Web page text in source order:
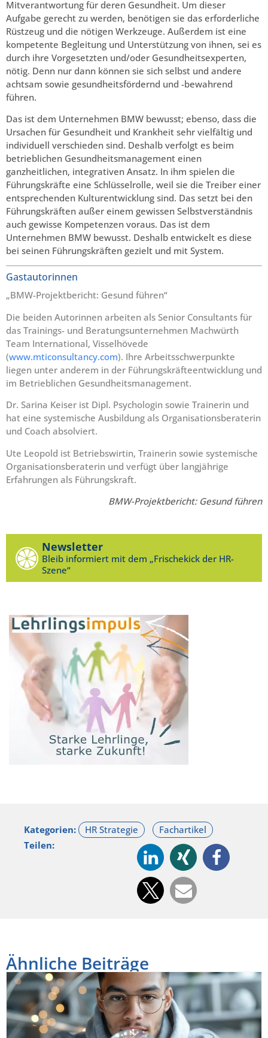
Mitverantwortung für deren Gesundheit. Um dieser
Aufgabe gerecht zu werden, benötigen sie das erforderliche
Rüstzeug und die nötigen Werkzeuge. Außerdem ist eine
kompetente Begleitung und Unterstützung von ihnen, sei es
durch ihre Vorgesetzten und/oder Gesundheitsexperten,
nötig. Denn nur dann können sie sich selbst und andere
achtsam sowie gesundheitsfördernd und -bewahrend
führen.
Das ist dem Unternehmen BMW bewusst; ebenso, dass die
Ursachen für Gesundheit und Krankheit sehr vielfältig und
individuell verschieden sind. Deshalb verfolgt es beim
betrieblichen Gesundheitsmanagement einen
ganzheitlichen, integrativen Ansatz. In ihm spielen die
Führungskräfte eine Schlüsselrolle, weil sie die Treiber einer
entsprechenden Kulturentwicklung sind. Das setzt bei den
Führungskräften außer einem gewissen Selbstverständnis
auch gewisse Kompetenzen voraus. Das ist dem
Unternehmen BMW bewusst. Deshalb entwickelt es diese
bei seinen Führungskräften gezielt und mit System.
Gastautorinnen
„BMW-Projektbericht: Gesund führen“
Die beiden Autorinnen arbeiten als Senior Consultants für
das Trainings- und Beratungsunternehmen Machwürth
Team International, Visselhövede
(www.mticonsultancy.com). Ihre Arbeitsschwerpunkte
liegen unter anderem in der Führungskräfteentwicklung und
im Betrieblichen Gesundheitsmanagement.
Dr. Sarina Keiser ist Dipl. Psychologin sowie Trainerin und
hat eine systemische Ausbildung als Organisationsberaterin
und Coach absolviert.
Ute Leopold ist Betriebswirtin, Trainerin sowie systemische
Organisationsberaterin und verfügt über langjährige
Erfahrungen als Führungskraft.
BMW-Projektbericht: Gesund führen
Newsletter
Bleib informiert mit dem „Frischekick der HR-
Szene“
Kategorien:
Teilen:
Ähnliche Beiträge